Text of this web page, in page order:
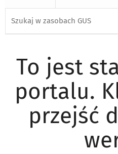
To jest
portalu.
przejść